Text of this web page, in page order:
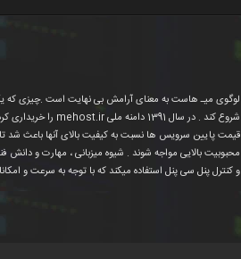
قیمت پایین سرویس ها نسبت به کیفیت بالای آنها باعث
محبوبیت بالایی مواجه شوند . شیوه میزبانی ، مهارت و دانش
و کنترل پنل سی پنل استفاده میکند که با توجه به سرعت و